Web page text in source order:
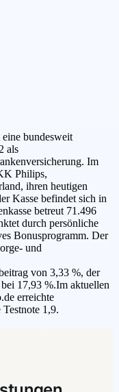
bundesweit
als
Im
Philips,
ihren heutigen
Kasse befindet sich in
betreut 71.496
durch persönliche
Bonusprogramm. Der
und
von 3,33 %, der
17,93 %.Im aktuellen
erreichte
1,9.